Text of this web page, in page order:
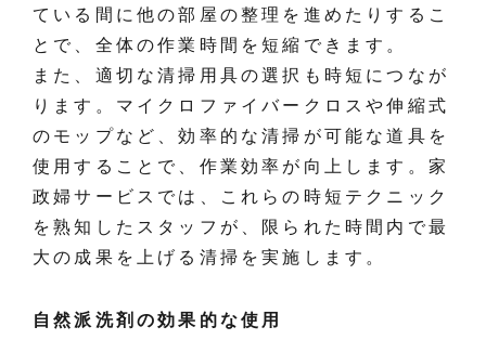
ている間に他の部屋の整理を進めたりするこ
とで、全体の作業時間を短縮できます。
また、適切な清掃用具の選択も時短につなが
ります。マイクロファイバークロスや伸縮式
のモップなど、効率的な清掃が可能な道具を
使用することで、作業効率が向上します。家
政婦サービスでは、これらの時短テクニック
を熟知したスタッフが、限られた時間内で最
大の成果を上げる清掃を実施します。
自然派洗剤の効果的な使用